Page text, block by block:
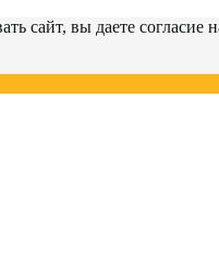
сайт, вы даете